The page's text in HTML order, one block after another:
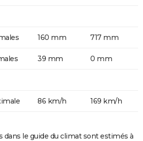
160 mm 717 mm
39 mm 0 mm
86 km/h 169 km/h
dans le guide du climat sont estimés à